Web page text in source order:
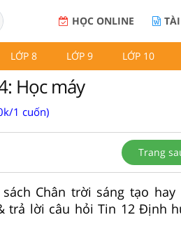
HỌC ONLINE
LỚP 8 LỚP 9 LỚP 10
Học máy
1 cuốn)
Trang
Chân trời sáng tạo hay
trả lời câu hỏi Tin 12 Định